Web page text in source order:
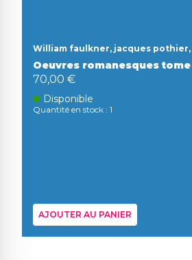
William faulkner, jacques
Oeuvres romanesques tome
70,00 €
Disponible
Quantité en stock : 1
AJOUTER AU PANIER